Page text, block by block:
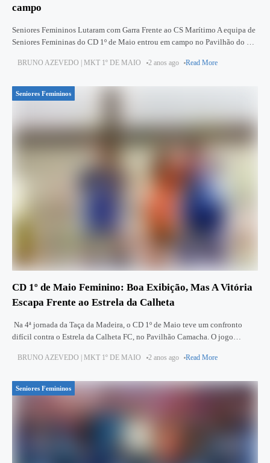
campo
Seniores Femininos Lutaram com Garra Frente ao CS Marítimo A equipa de
Seniores Femininas do CD 1º de Maio entrou em campo no Pavilhão do CS
BRUNO AZEVEDO | MKT 1º DE MAIO 2 anos ago Read More
Seniores Femininos
CD 1º de Maio Feminino: Boa Exibição, Mas A Vitória
Escapa Frente ao Estrela da Calheta
Na 4ª jornada da Taça da Madeira, o CD 1º de Maio teve um confronto
difícil contra o Estrela da Calheta FC, no Pavilhão Camacha. O jogo
BRUNO AZEVEDO | MKT 1º DE MAIO 2 anos ago Read More
Seniores Femininos